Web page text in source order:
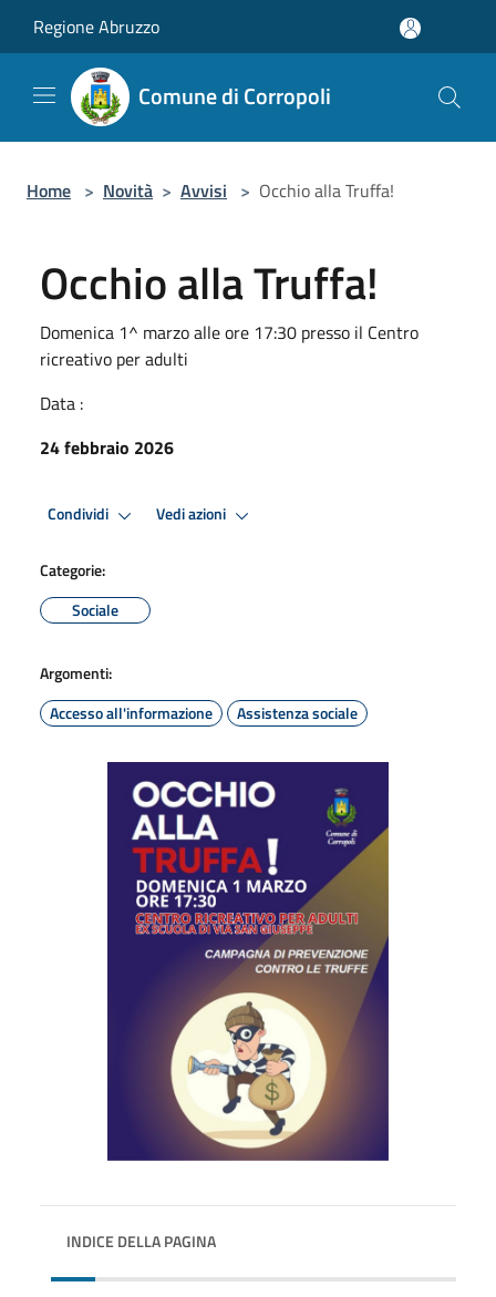
Regione Abruzzo
Comune di Corropoli
Home > Novità > Avvisi > Occhio alla Truffa!
Occhio alla Truffa!
Domenica 1^ marzo alle ore 17:30 presso il Centro
ricreativo per adulti
Data :
24 febbraio 2026
Condividi Vedi azioni
Categorie:
Sociale
Argomenti:
Accesso all'informazione
Assistenza sociale
INDICE DELLA PAGINA